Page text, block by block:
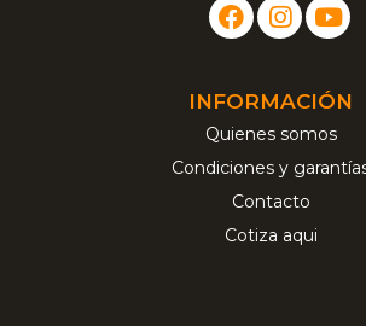
INFORMACIÓN
Quienes somos
Condiciones y
Contacto
Cotiza aqui